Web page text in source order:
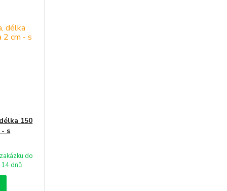
150
- s
do
14 dnů